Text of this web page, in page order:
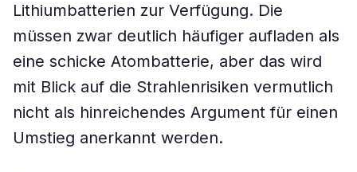
Lithiumbatterien zur Verfügung. Die
müssen zwar deutlich häufiger aufladen als
eine schicke Atombatterie, aber das wird
mit Blick auf die Strahlenrisiken vermutlich
nicht als hinreichendes Argument für einen
Umstieg anerkannt werden.